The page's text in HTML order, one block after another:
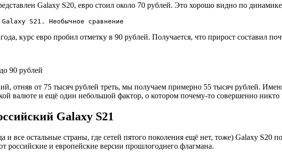
Galaxy S20, евро стоил около 70 рублей. Это хорошо видно по
S21. Необычное сравнение
курс евро пробил отметку в 90 рублей. Получается, что прирост составил
90 рублей
отняв от 75 тысяч рублей треть, мы получаем примерно 55 тысяч рублей.
валюте и ещё один небольшой фактор, о котором почему-то совершенно никто
Galaxy S21
и все остальные страны, где сетей пятого поколения ещё нет, тоже) Galaxy S20
российские и европейские версии прошлогоднего флагмана.